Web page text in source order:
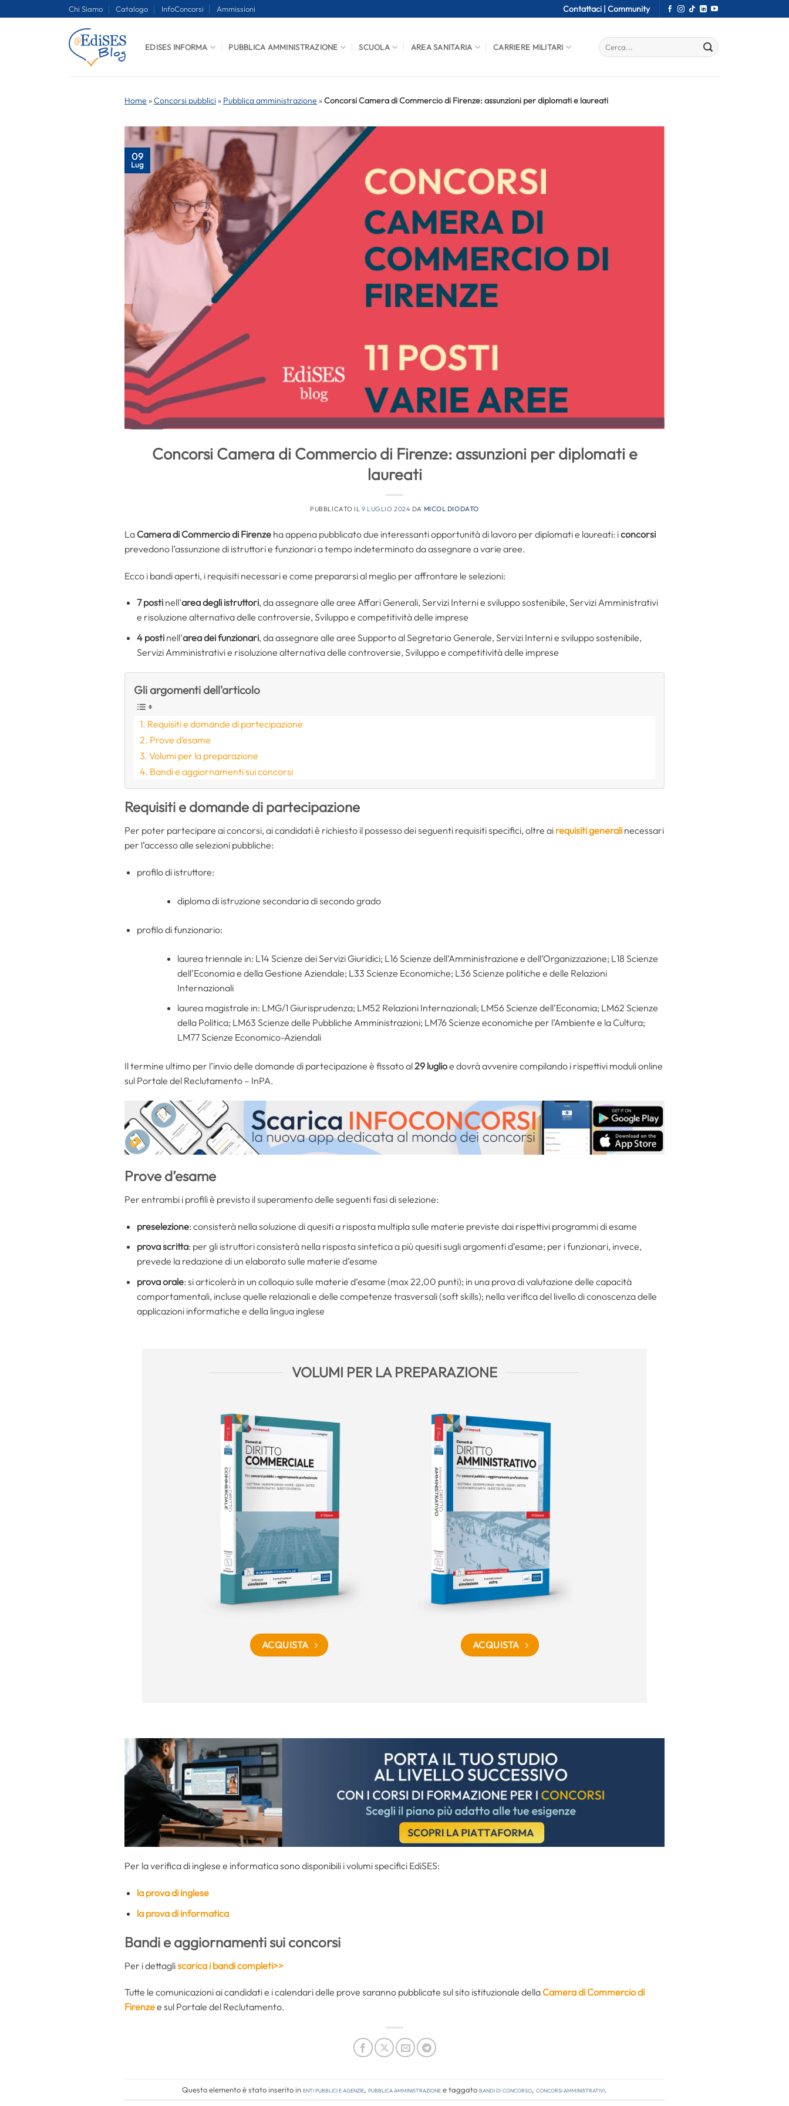
Chi Siamo Catalogo InfoConcorsi Ammissioni Contattaci | Community
EDISES INFORMA PUBBLICA AMMINISTRAZIONE SCUOLA AREA SANITARIA CARRIERE MILITARI
Home »Concorsi pubblici » Pubblica amministrazione »Concorsi Camera di Commercio di Firenze: assunzioni per diplomati e laureati
09
Lug
Concorsi Camera di Commercio di Firenze: assunzioni per diplomati e
laureati
PUBBLICATO IL9 LUGLIO 2024 DA MICOL DIODATO
La Camera di Commercio di Firenze ha appena pubblicato due interessanti opportunità di lavoro per diplomati e laureati: iconcorsi
prevedono l’assunzione di istruttori e funzionari a tempo indeterminato da assegnare a varie aree.
Ecco i bandi aperti, i requisiti necessari e come prepararsi al meglio per affrontare le selezioni:
7 postinell’area degli istruttori, da assegnare alle aree Affari Generali, Servizi Interni e sviluppo sostenibile, Servizi Amministrativi
e risoluzione alternativa delle controversie, Sviluppo e competitività delle imprese
4 postinell’area dei funzionari, da assegnare alle aree Supporto al Segretario Generale, Servizi Interni e sviluppo sostenibile,
Servizi Amministrativi e risoluzione alternativa delle controversie, Sviluppo e competitività delle imprese
Gli argomenti dell'articolo
Requisiti e domande di partecipazione
Prove d’esame
Volumi per la preparazione
Bandi e aggiornamenti sui concorsi
Requisiti e domande di partecipazione
Per poter partecipare ai concorsi, ai candidati è richiesto il possesso dei seguenti requisiti specifici, oltre ai requisiti generali necessari
per l’accesso alle selezioni pubbliche:
profilo di istruttore:
diploma di istruzione secondaria di secondo grado
profilo di funzionario:
laurea triennale in: L14 Scienze dei Servizi Giuridici; L16 Scienze dell’Amministrazione e dell’Organizzazione; L18 Scienze
dell’Economia e della Gestione Aziendale; L33 Scienze Economiche; L36 Scienze politiche e delle Relazioni
Internazionali
laurea magistrale in: LMG/1 Giurisprudenza; LM52 Relazioni Internazionali; LM56 Scienze dell’Economia; LM62 Scienze
della Politica; LM63 Scienze delle Pubbliche Amministrazioni; LM76 Scienze economiche per l’Ambiente e la Cultura;
LM77 Scienze Economico-Aziendali
Il termine ultimo per l’invio delle domande di partecipazione è fissato al29 luglioe dovrà avvenire compilando i rispettivi moduli online
sul Portale del Reclutamento – InPA.
Prove d’esame
Per entrambi i profili è previsto il superamento delle seguenti fasi di selezione:
preselezione: consisterà nella soluzione di quesiti a risposta multipla sulle materie previste dai rispettivi programmi di esame
prova scritta: per gli istruttori consisterà nella risposta sintetica a più quesiti sugli argomenti d’esame; per i funzionari, invece,
prevede la redazione di un elaborato sulle materie d’esame
prova orale: si articolerà in un colloquio sulle materie d’esame (max 22,00 punti); in una prova di valutazione delle capacità
comportamentali, incluse quelle relazionali e delle competenze trasversali (soft skills); nella verifica del livello di conoscenza delle
applicazioni informatiche e della lingua inglese
VOLUMI PER LA PREPARAZIONE
ACQUISTA ACQUISTA
Per la verifica di inglese e informatica sono disponibili i volumi specifici EdiSES:
la prova di inglese
la prova di informatica
Bandi e aggiornamenti sui concorsi
Per i dettagliscarica i bandi completi>>
Tutte le comunicazioni ai candidati e i calendari delle prove saranno pubblicate sul sito istituzionale dellaCamera di Commercio di
Firenzee sul Portale del Reclutamento.
Questo elemento è stato inserito inEnti pubblici e agenzie, Pubblica amministrazionee taggatobandi di concorso, concorsi amministrativi.